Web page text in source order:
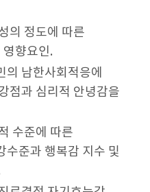
의 정도에 따른
향요인.
의 남한사회적응에
점과 심리적 안녕감을
수준에 따른
수준과 행복감 지수 및